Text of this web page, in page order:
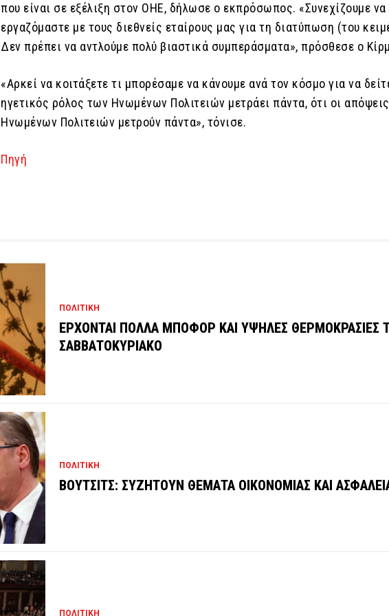
που είναι σε εξέλιξη στον ΟΗΕ, δήλωσε ο εκπρόσωπος. «Συνεχίζουμε να
εργαζόμαστε με τους διεθνείς εταίρους μας για τη διατύπωση (του
Δεν πρέπει να αντλούμε πολύ βιαστικά συμπεράσματα», πρόσθεσε ο
«Αρκεί να κοιτάξετε τι μπορέσαμε να κάνουμε ανά τον κόσμο για να
ηγετικός ρόλος των Ηνωμένων Πολιτειών μετράει πάντα, ότι οι
Ηνωμένων Πολιτειών μετρούν πάντα», τόνισε.
Πηγή
ΠΟΛΙΤΙΚΗ
ΕΡΧΟΝΤΑΙ ΠΟΛΛΑ ΜΠΟΦΟΡ ΚΑΙ ΥΨΗΛΕΣ ΘΕΡΜΟΚΡΑΣΙΕΣ
ΣΑΒΒΑΤΟΚΥΡΙΑΚΟ
ΠΟΛΙΤΙΚΗ
ΒΟΥΤΣΙΤΣ: ΣΥΖΗΤΟΥΝ ΘΕΜΑΤΑ ΟΙΚΟΝΟΜΙΑΣ ΚΑΙ
ΠΟΛΙΤΙΚΗ